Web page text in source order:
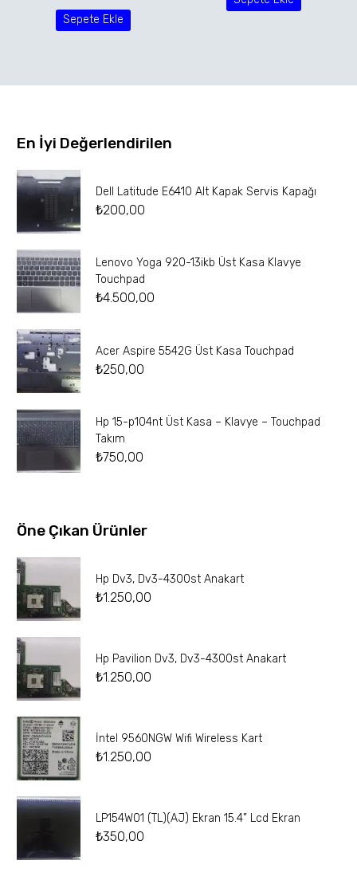
Sepete Ekle
En İyi Değerlendirilen
Dell Latitude E6410 Alt Kapak Servis Kapağı
₺200,00
Lenovo Yoga 920-13ikb Üst Kasa Klavye
Touchpad
₺4.500,00
Acer Aspire 5542G Üst Kasa Touchpad
₺250,00
Hp 15-p104nt Üst Kasa – Klavye – Touchpad
Takım
₺750,00
Öne Çıkan Ürünler
Hp Dv3, Dv3-4300st Anakart
₺1.250,00
Hp Pavilion Dv3, Dv3-4300st Anakart
₺1.250,00
İntel 9560NGW Wifi Wireless Kart
₺1.250,00
LP154W01 (TL)(AJ) Ekran 15.4” Lcd Ekran
₺350,00